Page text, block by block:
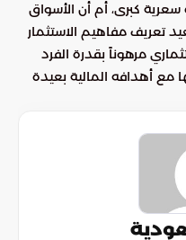
كبرى، أم أن الأسواق
تعريف مفاهيم الاستثمار
مرهوناً بقدرة الفرد
مع أهدافه المالية بعيدة